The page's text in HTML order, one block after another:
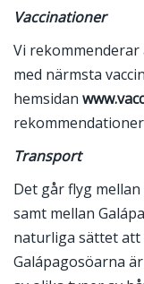
Vaccinationer
Vi
med närmsta
hemsidan
Transport
Det går flyg
samt mellan
naturliga sättet att
Galápagosöarna